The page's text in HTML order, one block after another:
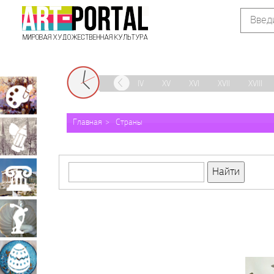
IX X XII XIII XIV XV XVI XVII XVIII
Главная Страны
Живопись
Графика